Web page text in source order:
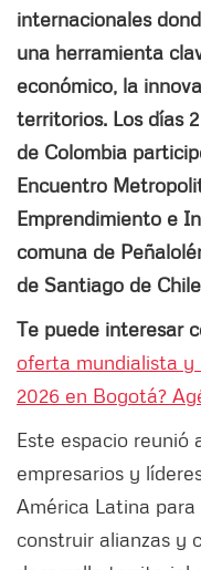
internacionales
una herramienta
económico, la
territorios. Los días
de Colombia
Encuentro
Emprendimiento e
comuna de
de Santiago de
Te puede interesar
oferta mundialista y
2026 en Bogotá?
Este espacio reunió
empresarios y
América Latina
construir alianzas y